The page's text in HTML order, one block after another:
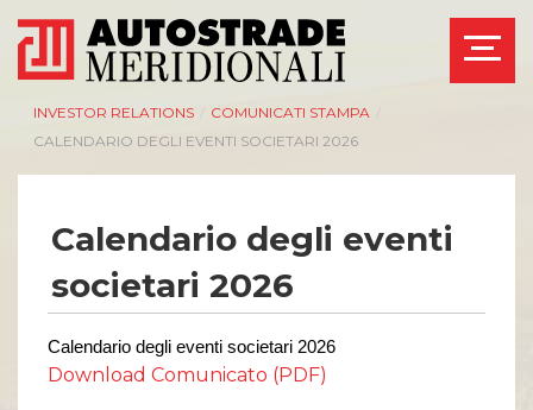
AZIENDA
Bilanci e relazioni
intermedie
Azionisti
INVESTOR RELATIONS
Calendario eventi
societari
Eventi e
INVESTOR RELATIONS COMUNICATI STAMPA
CALENDARIO DEGLI EVENTI SOCIETARI 2026
Calendario degli eventi
societari 2026
Calendario degli eventi societari 2026
Download Comunicato (PDF)